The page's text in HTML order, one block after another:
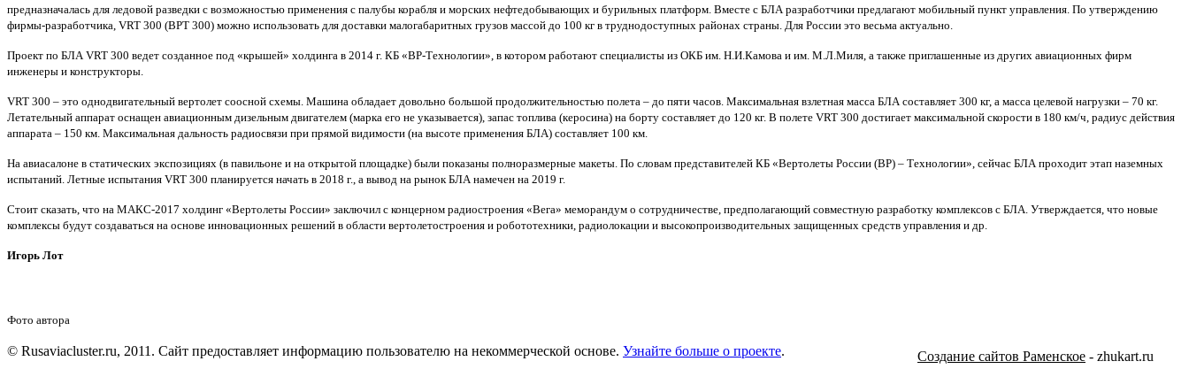
предназначалась для ледовой разведки с возможностью применения с палубы корабля и морских нефтедобывающих и бурильных платформ. Вместе с БЛА разработчики предлагают мобильный пункт управления. По утверждению
фирмы-разработчика, VRT 300 (ВРТ 300) можно использовать для доставки малогабаритных грузов массой до 100 кг в труднодоступных районах страны. Для России это весьма актуально.
Проект по БЛА VRT 300 ведет созданное под «крышей» холдинга в 2014 г. КБ «ВР-Технологии», в котором работают специалисты из ОКБ им. Н.И.Камова и им. М.Л.Миля, а также приглашенные из других авиационных фирм
инженеры и конструкторы.
VRT 300 – это однодвигательный вертолет соосной схемы. Машина обладает довольно большой продолжительностью полета – до пяти часов. Максимальная взлетная масса БЛА составляет 300 кг, а масса целевой нагрузки – 70 кг.
Летательный аппарат оснащен авиационным дизельным двигателем (марка его не указывается), запас топлива (керосина) на борту составляет до 120 кг. В полете VRT 300 достигает максимальной скорости в 180 км/ч, радиус действия
аппарата – 150 км. Максимальная дальность радиосвязи при прямой видимости (на высоте применения БЛА) составляет 100 км.
На авиасалоне в статических экспозициях (в павильоне и на открытой площадке) были показаны полноразмерные макеты. По словам представителей КБ «Вертолеты России (ВР) – Технологии», сейчас БЛА проходит этап наземных
испытаний. Летные испытания VRT 300 планируется начать в 2018 г., а вывод на рынок БЛА намечен на 2019 г.
Стоит сказать, что на МАКС-2017 холдинг «Вертолеты России» заключил с концерном радиостроения «Вега» меморандум о сотрудничестве, предполагающий совместную разработку комплексов с БЛА. Утверждается, что новые
комплексы будут создаваться на основе инновационных решений в области вертолетостроения и робототехники, радиолокации и высокопроизводительных защищенных средств управления и др.
Игорь Лот
Фото автора
© Rusaviacluster.ru, 2011. Сайт предоставляет информацию пользователю на некоммерческой основе. Узнайте больше о проекте. Создание сайтов Раменское - zhukart.ru